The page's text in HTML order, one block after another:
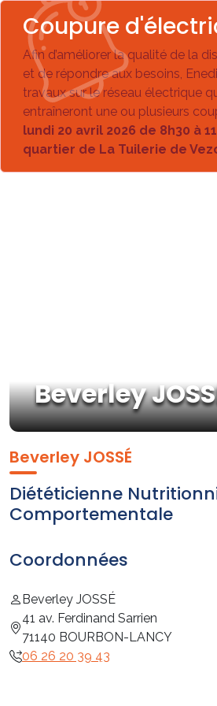
Coupure
Afin d’améliorer la qualité de la
et de répondre aux besoins,
travaux sur le réseau électrique
entraîneront une ou plusieurs
lundi 20 avril 2026 de 8h30 à
quartier de La Tuilerie de
Beverley
Beverley JOSSÉ
Diététicienne
Comportementale
Coordonnées
Beverley JOSSÉ
41 av. Ferdinand Sarrien
71140 BOURBON-LANCY
06 26 20 39 43